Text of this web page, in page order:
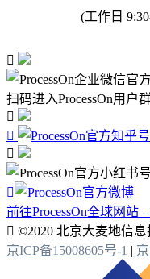
(工作日

扫码进入ProcessOn用户




前往ProcessOn全球网站
 ©2020 北京大麦地信息
京ICP备15008605号-1 |